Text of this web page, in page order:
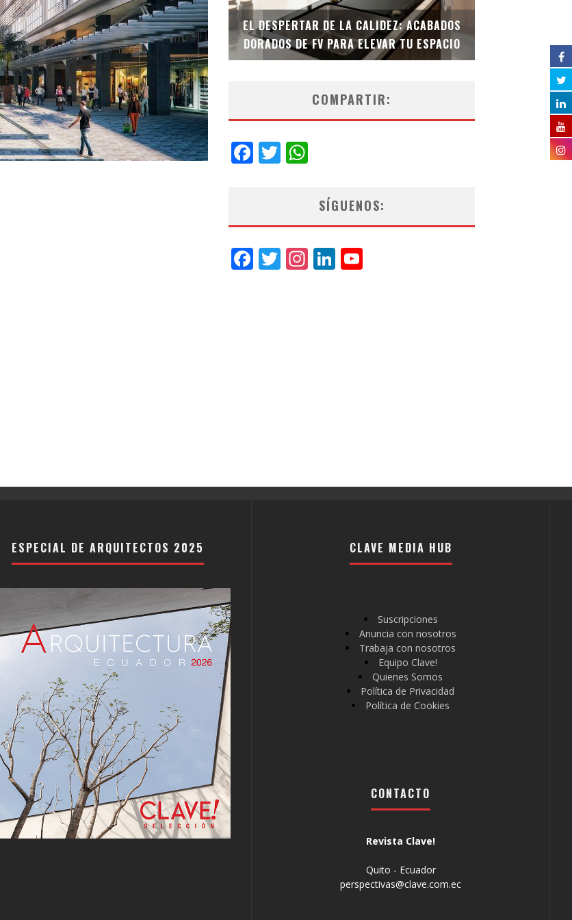
SAINT-GOBAIN IMPTEK – XI CONVENCIÓN
INTERNACIONAL
EL DESPERTAR DE LA CALIDEZ: ACABADOS
DORADOS DE FV PARA ELEVAR TU ESPACIO
EL INODORO
COMPARTIR:
Facebook
Twitter
SÍGUENOS:
Facebook
Twitter
Instagram
LinkedIn
ESPECIAL DE ARQUITECTOS 2025 CLAVE MEDIA HUB
Suscripciones
Anuncia con nosotros
Trabaja con nosotros
Equipo Clave!
Quienes Somos
Política de Privacidad
Política de Cookies
CONTACTO
Revista Clave!
Quito - Ecuador
perspectivas@clave.com.ec